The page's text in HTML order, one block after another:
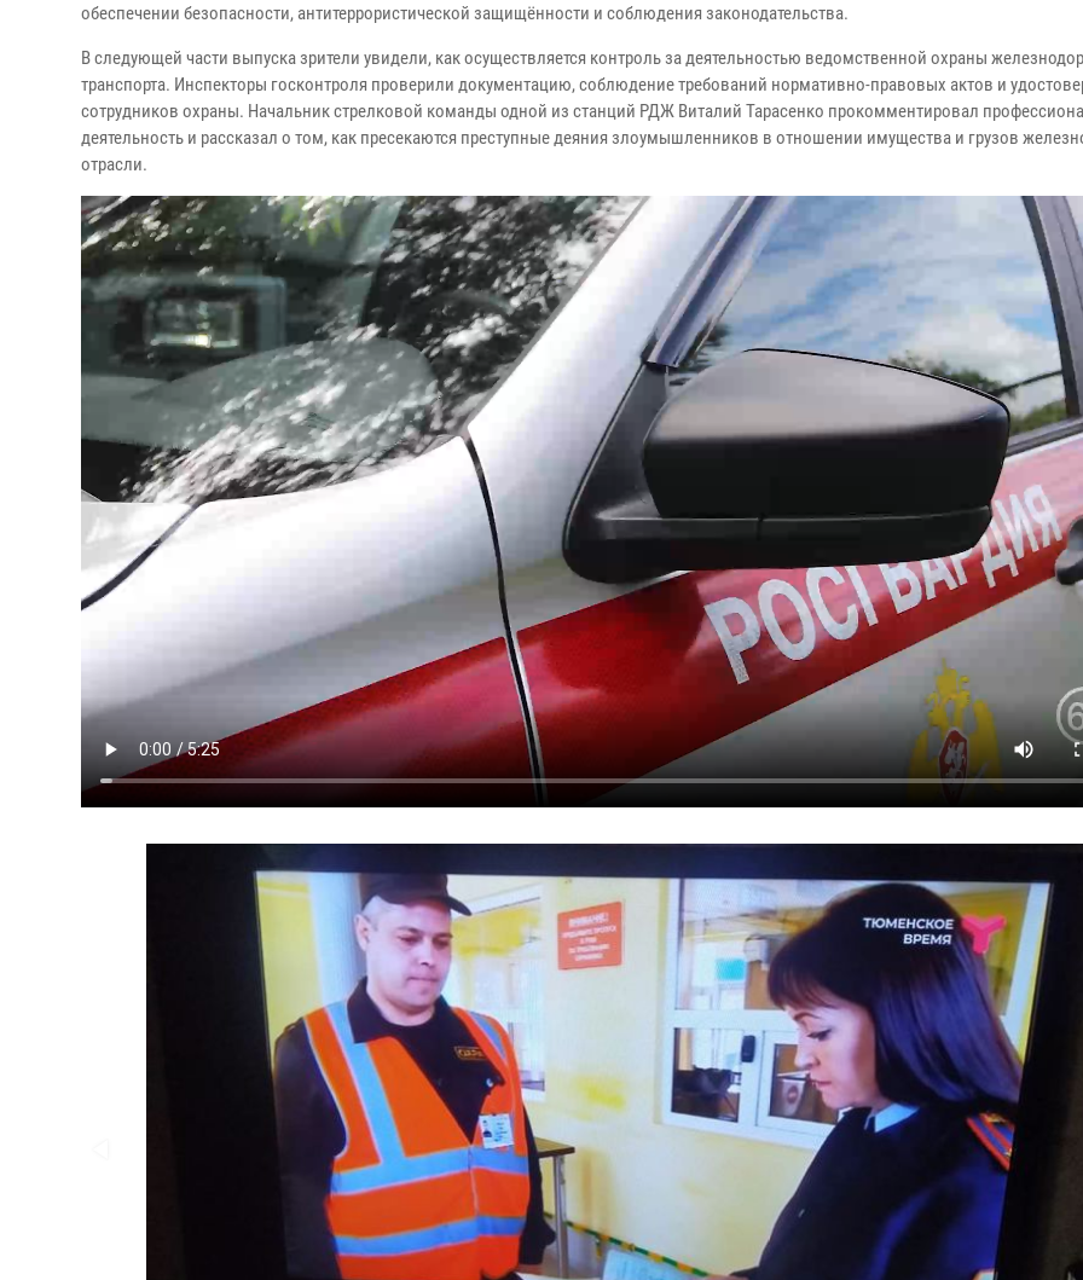
обеспечении безопасности, антитеррористической защищённости и соблюдения законодательства.
В следующей части выпуска зрители увидели, как осуществляется контроль за деятельностью ведомственной охраны
транспорта. Инспекторы госконтроля проверили документацию, соблюдение требований нормативно-правовых актов и
сотрудников охраны. Начальник стрелковой команды одной из станций РДЖ Виталий Тарасенко прокомментировал
деятельность и рассказал о том, как пресекаются преступные деяния злоумышленников в отношении имущества и грузов
отрасли.